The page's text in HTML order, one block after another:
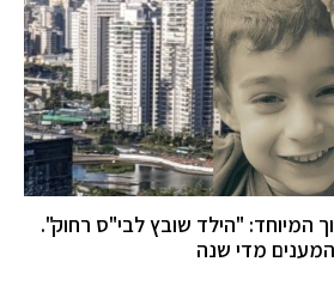
המיוחד: "הילד שובץ לבי"ס רחוק".
מדי שנה